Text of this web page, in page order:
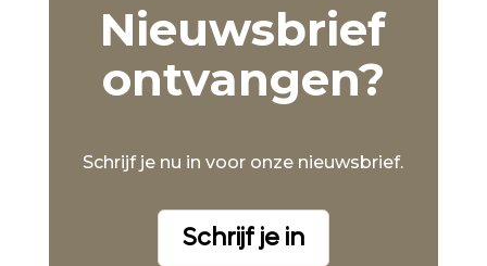
Nieuwsbrief
ontvangen?
Schrijf je nu in voor onze nieuwsbrief.
Schrijf je in